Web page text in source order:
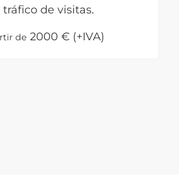
tráfico de visitas.
de 2000 € (+IVA)